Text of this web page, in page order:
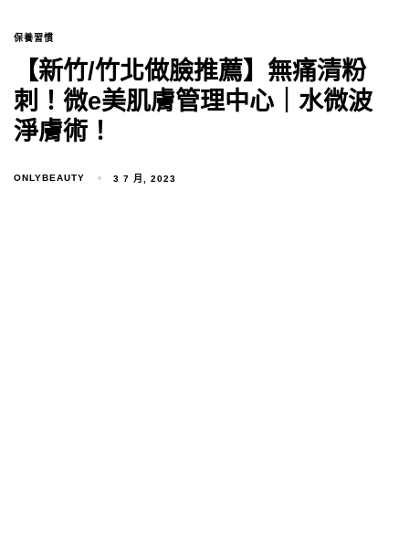
保養習慣
【新竹/竹北做臉推薦】無痛清粉
刺！微e美肌膚管理中心｜水微波
淨膚術！
ONLYBEAUTY 3 7 月, 2023